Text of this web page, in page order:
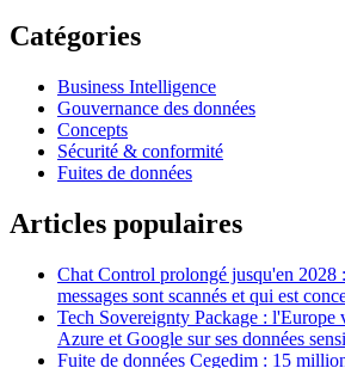
Catégories
Business Intelligence
Gouvernance des données
Concepts
Sécurité & conformité
Fuites de données
Articles populaires
Chat Control prolongé jusqu'en 2028
messages sont scannés et qui est
Tech Sovereignty Package : l'Europe
Azure et Google sur ses données
Fuite de données Cegedim : 15